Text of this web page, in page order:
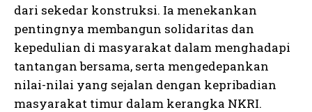
dari sekedar konstruksi. Ia menekankan
pentingnya membangun solidaritas dan
kepedulian di masyarakat dalam menghadapi
tantangan bersama, serta mengedepankan
nilai-nilai yang sejalan dengan kepribadian
masyarakat timur dalam kerangka NKRI.